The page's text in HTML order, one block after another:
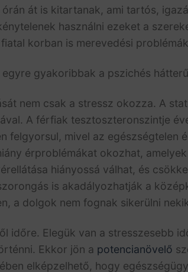
át is kitartanak, ami tartós,
használni ezeket a
korban is merevedési
gyakoribbak a pszichés
nem csak a stressz okozza. A
A férfiak tesztoszteronszintje
felgyorsul, mivel az egészségtelen
érproblémákat okozhat,
hiányossá válhat, és
is akadályozhatják a
a dolgok nem fognak sikerülni
időre. Elegük van a stresszesebb
Ekkor jön a potencianövelő
elképzelhető, hogy